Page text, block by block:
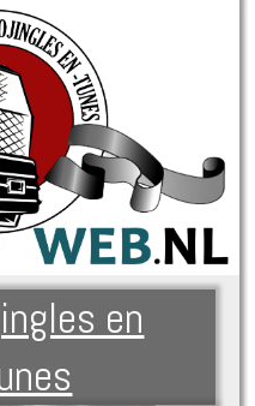
en